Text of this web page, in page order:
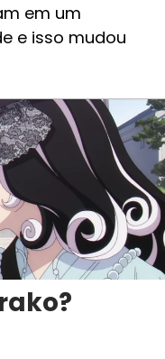
em um
e isso mudou